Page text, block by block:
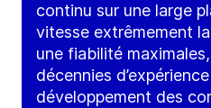
continu sur une large
vitesse extrêmement
une fiabilité
décennies
développement des